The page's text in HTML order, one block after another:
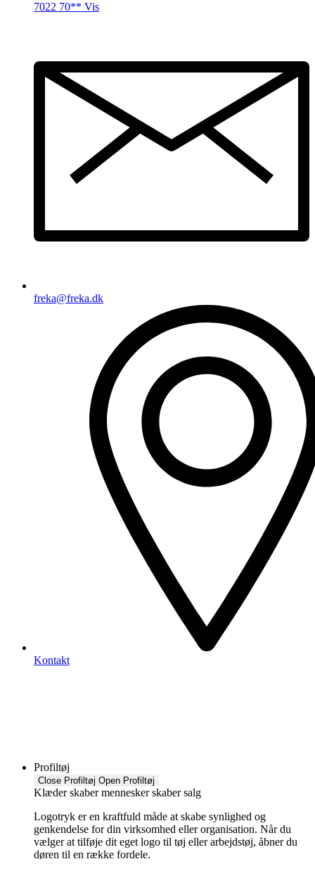
7022 70** Vis
freka@freka.dk
Kontakt
Profiltøj
Close Profiltøj Open Profiltøj
Klæder skaber mennesker skaber salg
Logotryk er en kraftfuld måde at skabe synlighed og
genkendelse for din virksomhed eller organisation. Når du
vælger at tilføje dit eget logo til tøj eller arbejdstøj, åbner du
døren til en række fordele.